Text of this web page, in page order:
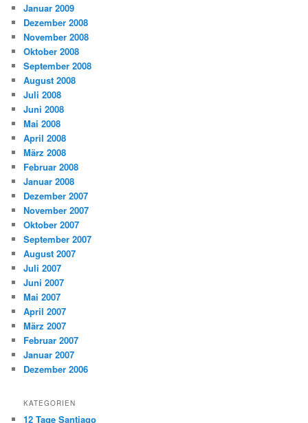
Januar 2009
Dezember 2008
November 2008
Oktober 2008
September 2008
August 2008
Juli 2008
Juni 2008
Mai 2008
April 2008
März 2008
Februar 2008
Januar 2008
Dezember 2007
November 2007
Oktober 2007
September 2007
August 2007
Juli 2007
Juni 2007
Mai 2007
April 2007
März 2007
Februar 2007
Januar 2007
Dezember 2006
KATEGORIEN
12 Tage Santiago